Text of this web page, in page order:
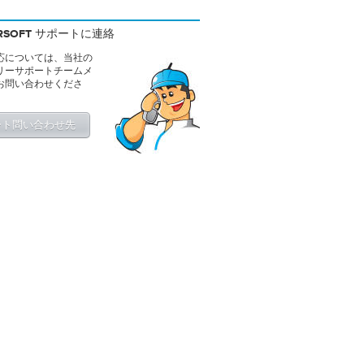
サポートに連絡
については、当社の
ーサポートチームメ
問い合わせくださ
問い合わせ先